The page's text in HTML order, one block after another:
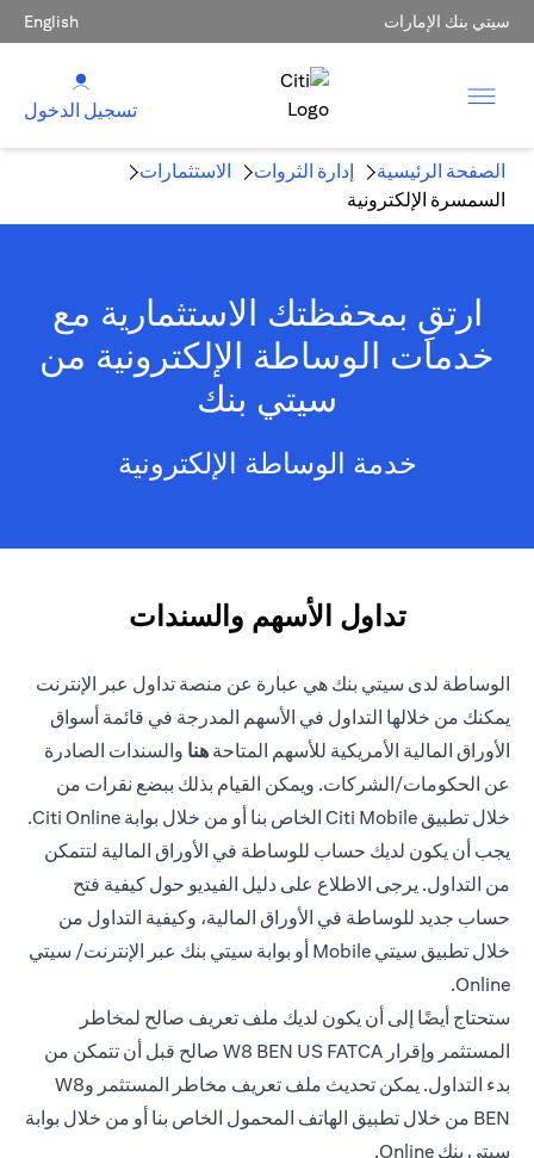
سيتي بنك الإمارات English
تسجيل الدخول
الصفحة الرئيسية إدارة الثروات
الاستثمارات
السمسرة الإلكترونية
ارتقِ بمحفظتك الاستثمارية مع
خدمات الوساطة الإلكترونية من
سيتي بنك
خدمة الوساطة الإلكترونية
تداول الأسهم والسندات
الوساطة لدى سيتي بنك هي عبارة عن منصة تداول عبر الإنترنت
يمكنك من خلالها التداول في الأسهم المدرجة في قائمة أسواق
الأوراق المالية الأمريكية للأسهم المتاحة هنا والسندات الصادرة
عن الحكومات/الشركات. ويمكن القيام بذلك ببضع نقرات من
خلال تطبيق Citi Mobile الخاص بنا أو من خلال بوابة Citi Online.
يجب أن يكون لديك حساب للوساطة في الأوراق المالية لتتمكن
من التداول. يرجى الاطلاع على دليل الفيديو حول كيفية فتح
حساب جديد للوساطة في الأوراق المالية، وكيفية التداول من
خلال تطبيق سيتي Mobile أو بوابة سيتي بنك عبر الإنترنت/ سيتي
Online.
ستحتاج أيضًا إلى أن يكون لديك ملف تعريف صالح لمخاطر
المستثمر وإقرار W8 BEN US FATCA صالح قبل أن تتمكن من
بدء التداول. يمكن تحديث ملف تعريف مخاطر المستثمر وW8
BEN من خلال تطبيق الهاتف المحمول الخاص بنا أو من خلال بوابة
سيتي بنك Online.